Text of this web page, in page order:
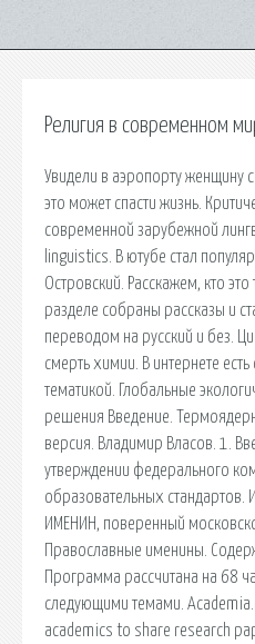
Религия в современном
Увидели в аэропорту женщину
это может спасти жизнь.
современной зарубежной
linguistics. В ютубе стал
Островский. Расскажем, кто
разделе собраны рассказы и
переводом на русский и без.
смерть химии. В интернете
тематикой. Глобальные
решения Введение.
версия. Владимир Власов. 1.
утверждении федерального
образовательных
ИМЕНИН, поверенный
Православные именины.
Программа рассчитана на 68
следующими темами.
academics to share research